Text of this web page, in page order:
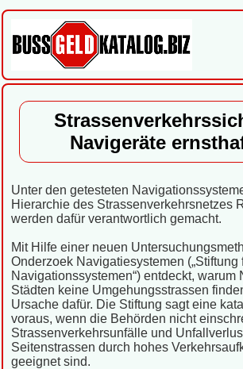
Navigeräte
Unter den getesteten
Hierarchie des Strassenverkehrsnetzes
werden dafür verantwortlich gemacht.
Mit Hilfe einer neuen
Onderzoek Navigatiesystemen
Navigationssystemen“) entdeckt,
Städten keine Umgehungsstrassen
Ursache dafür. Die Stiftung sagt eine
voraus, wenn die Behörden nicht
Strassenverkehrsunfälle und
Seitenstrassen durch hohes
geeignet sind.